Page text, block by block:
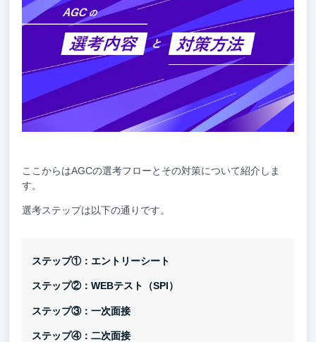
ここからはAGCの選考フローとその対策について紹介しま
す。
選考ステップは以下の通りです。
ステップ①：エントリーシート
ステップ②：WEBテスト（SPI）
ステップ③：一次面接
ステップ④：二次面接